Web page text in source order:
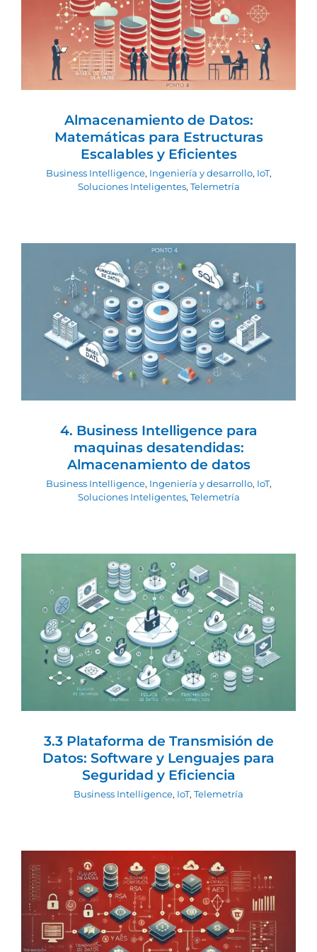
Matemáticas para Estructuras
Escalables y Eficientes
Business Intelligence Ingeniería y desarrollo
IoT
Soluciones Inteligentes Telemetría
Almacenamiento de Datos:
Matemáticas para Estructuras
Escalables y Eficientes
Business Intelligence, Ingeniería y desarrollo, IoT,
Soluciones Inteligentes, Telemetría
4. Business Intelligence para maquinas
desatendidas: Almacenamiento de
datos
Business Intelligence Ingeniería y desarrollo IoT
Soluciones Inteligentes Telemetría
4. Business Intelligence para
maquinas desatendidas:
Almacenamiento de datos
Business Intelligence, Ingeniería y desarrollo, IoT,
Soluciones Inteligentes, Telemetría
3.3 Plataforma de Transmisión de
Datos: Software y Lenguajes para
Seguridad y Eficiencia
Business Intelligence IoT Telemetría
3.3 Plataforma de Transmisión de
Datos: Software y Lenguajes para
Seguridad y Eficiencia
Business Intelligence, IoT, Telemetría
3.2 Plataforma de Transmisión de
Datos: Matemáticas para Garantizar